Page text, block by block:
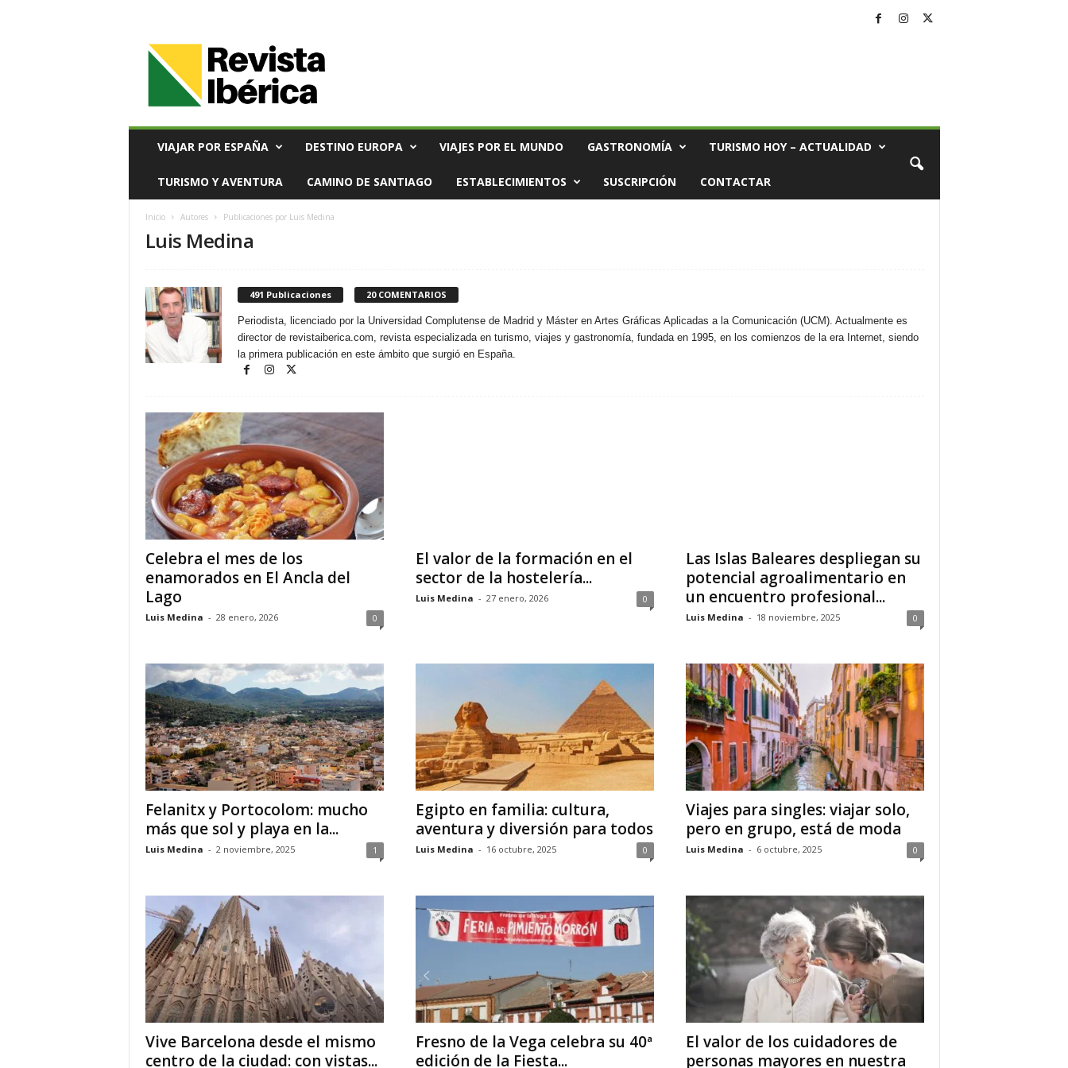
VIAJAR POR ESPAÑA DESTINO EUROPA VIAJES POR EL MUNDO GASTRONOMÍA TURISMO HOY – ACTUALIDAD
TURISMO Y AVENTURA CAMINO DE SANTIAGO ESTABLECIMIENTOS SUSCRIPCIÓN CONTACTAR
Inicio Autores Publicaciones por Luis Medina
Luis Medina
491 Publicaciones 20 COMENTARIOS
Periodista, licenciado por la Universidad Complutense de Madrid y Máster en Artes Gráficas Aplicadas a la Comunicación (UCM). Actualmente es
director de revistaiberica.com, revista especializada en turismo, viajes y gastronomía, fundada en 1995, en los comienzos de la era Internet, siendo
la primera publicación en este ámbito que surgió en España.
Celebra el mes de los
enamorados en El Ancla del
Lago
Luis Medina - 28 enero, 2026 0
El valor de la formación en el
sector de la hostelería...
Luis Medina - 27 enero, 2026 0
Las Islas Baleares despliegan su
potencial agroalimentario en
un encuentro profesional...
Luis Medina - 18 noviembre, 2025 0
Felanitx y Portocolom: mucho
más que sol y playa en la...
Luis Medina - 2 noviembre, 2025 1
Egipto en familia: cultura,
aventura y diversión para todos
Luis Medina - 16 octubre, 2025 0
Viajes para singles: viajar solo,
pero en grupo, está de moda
Luis Medina - 6 octubre, 2025 0
Vive Barcelona desde el mismo
centro de la ciudad: con vistas...
Fresno de la Vega celebra su 40ª
edición de la Fiesta...
El valor de los cuidadores de
personas mayores en nuestra